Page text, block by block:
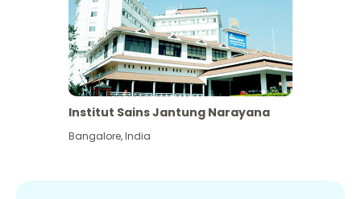
Institut Sains Jantung Narayana
Bangalore,India